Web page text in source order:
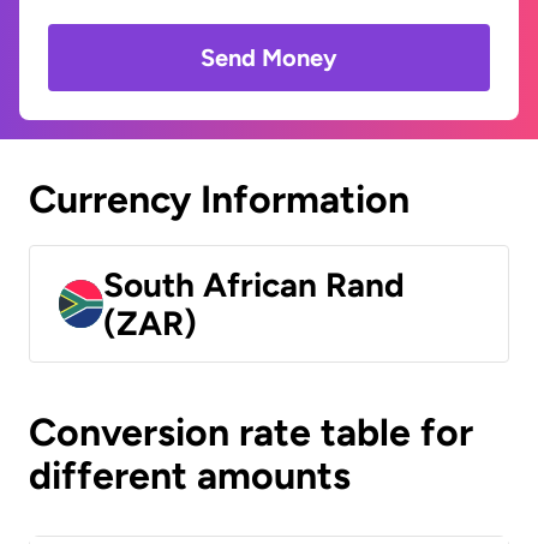
Send Money
Currency Information
South African Rand
(ZAR)
Conversion rate table for
different amounts